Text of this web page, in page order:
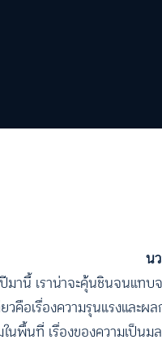
น
มานี้ เราน่าจะคุ้นชินจนแท
อเรื่องความรุนแรงและผ
พื้นที่ เรื่องของความเป็นม